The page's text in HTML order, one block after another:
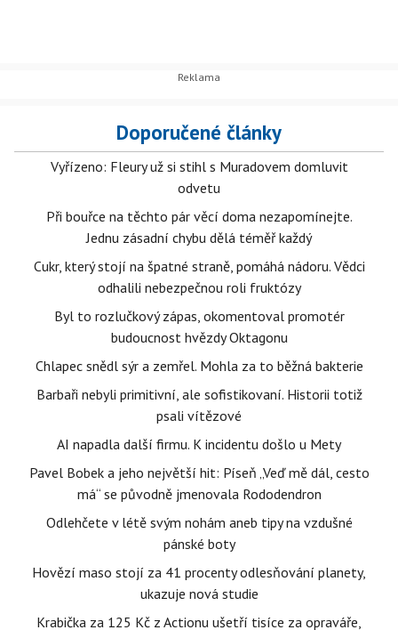
Doporučené články
Vyřízeno: Fleury už si stihl s Muradovem domluvit
odvetu
Při bouřce na těchto pár věcí doma nezapomínejte.
Jednu zásadní chybu dělá téměř každý
Cukr, který stojí na špatné straně, pomáhá nádoru. Vědci
odhalili nebezpečnou roli fruktózy
Byl to rozlučkový zápas, okomentoval promotér
budoucnost hvězdy Oktagonu
Chlapec snědl sýr a zemřel. Mohla za to běžná bakterie
Barbaři nebyli primitivní, ale sofistikovaní. Historii totiž
psali vítězové
AI napadla další firmu. K incidentu došlo u Mety
Pavel Bobek a jeho největší hit: Píseň „Veď mě dál, cesto
má“ se původně jmenovala Rododendron
Odlehčete v létě svým nohám aneb tipy na vzdušné
pánské boty
Hovězí maso stojí za 41 procenty odlesňování planety,
ukazuje nová studie
Krabička za 125 Kč z Actionu ušetří tisíce za opraváře,